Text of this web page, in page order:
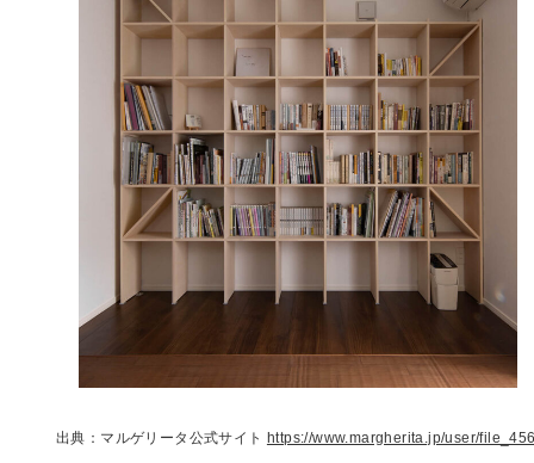
出典：マルゲリータ公式サイト https://www.margherita.jp/user/